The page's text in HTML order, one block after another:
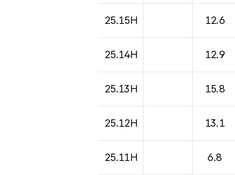
25.15H 12.6
25.14H 12.9
25.13H 15.8
25.12H 13.1
25.11H 6.8